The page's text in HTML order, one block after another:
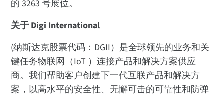
的 3263 号展位。
关于 Digi International
(纳斯达克股票代码：DGII）是全球领先的业务和关
键任务物联网（IoT ）连接产品和解决方案供应
商。我们帮助客户创建下一代互联产品和解决方
案，以高水平的安全性、无懈可击的可靠性和防弹